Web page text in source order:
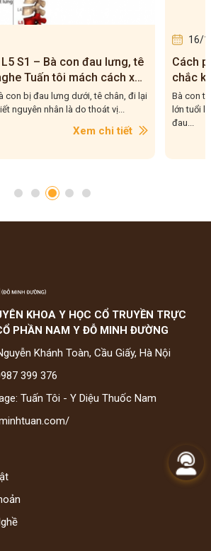
S1 – Bà con đau lưng, tê
Tuấn tôi mách cách xử
con bị đau lưng dưới, tê chân, đi lại
nguyên nhân là do thoát vị...
Xem chi tiết
16/
Cách
chắc
Bà con
lớn tuổi
đau...
KHOA Y HỌC CỔ TRUYỀN TRỰC
PHẦN NAM Y ĐỖ MINH ĐƯỜNG
Khánh Toàn, Cầu Giấy, Hà Nội
399 376
Tuấn Tôi - Y Diệu Thuốc Nam